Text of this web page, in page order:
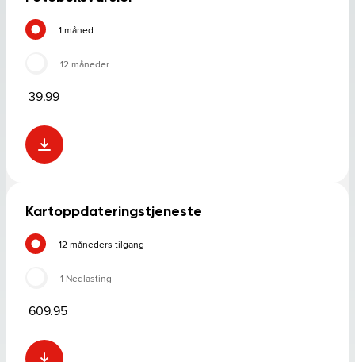
1 måned
12 måneder
39.99
Kartoppdateringstjeneste
12 måneders tilgang
1 Nedlasting
609.95